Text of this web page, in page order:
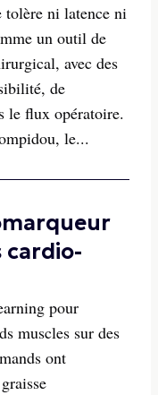
tolère ni latence ni
un outil de
avec des
de
le flux opératoire.
le...
cardio-
pour
muscles sur des
ont